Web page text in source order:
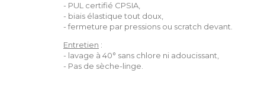
- PUL certifié CPSIA,
- biais élastique tout doux,
- fermeture par pressions ou scratch devant.
Entretien :
- lavage à 40° sans chlore ni adoucissant,
- Pas de sèche-linge.